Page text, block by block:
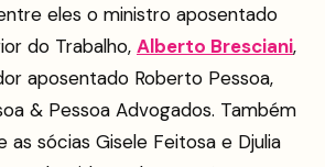
eles o ministro aposentado
do Trabalho, Alberto Bresciani,
aposentado Roberto Pessoa,
& Pessoa Advogados. Também
as sócias Gisele Feitosa e Djulia